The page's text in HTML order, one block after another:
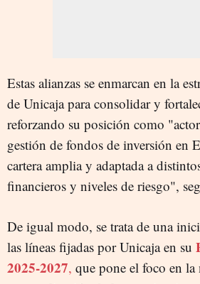
Estas alianzas se enmarcan en la
de Unicaja para consolidar y
reforzando su posición como
gestión de fondos de inversión en
cartera amplia y adaptada a
financieros y niveles de riesgo",
De igual modo, se trata de una
las líneas fijadas por Unicaja en su
2025-2027, que pone el foco en